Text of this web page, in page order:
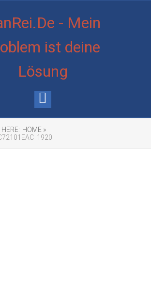
- Mein
ist deine
Lösung
HOME »